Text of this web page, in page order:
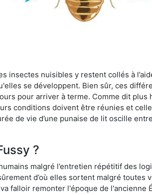
nuisibles y restent collés à
se développent. Bien sûr, ces
pour arriver à terme. Comme dit
conditions doivent être réunies et
de vie d’une punaise de lit oscille
?
malgré l’entretien répétitif des
d’où elles sortent malgré
falloir remonter l'époque de l'ancienne